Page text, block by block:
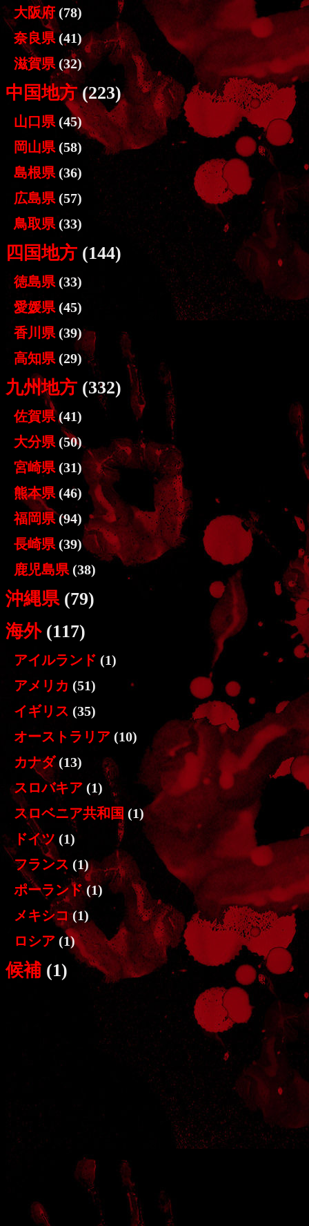
大阪府 (78)
奈良県(41)
滋賀県 (32)
中国地方(223)
山口県 (45)
岡山県 (58)
島根県 (36)
広島県 (57)
鳥取県 (33)
四国地方 (144)
徳島県 (33)
愛媛県 (45)
香川県 (39)
高知県 (29)
九州地方 (332)
佐賀県(41)
大分県 (50)
宮崎県 (31)
熊本県 (46)
福岡県(94)
長崎県 (39)
鹿児島県 (38)
沖縄県(79)
海外(117)
アイルランド (1)
アメリカ (51)
イギリス (35)
オーストラリア (10)
カナダ(13)
スロバキア (1)
スロベニア共和国 (1)
ドイツ (1)
フランス (1)
ポーランド(1)
メキシコ(1)
ロシア (1)
候補 (1)